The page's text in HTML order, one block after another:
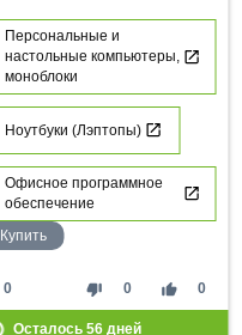
Персональные и
настольные компьютеры,
моноблоки
Ноутбуки (Лэптопы)
Офисное программное
обеспечение
Купить
thumb_down 0 thumb_up 0
0
Осталось 56дней